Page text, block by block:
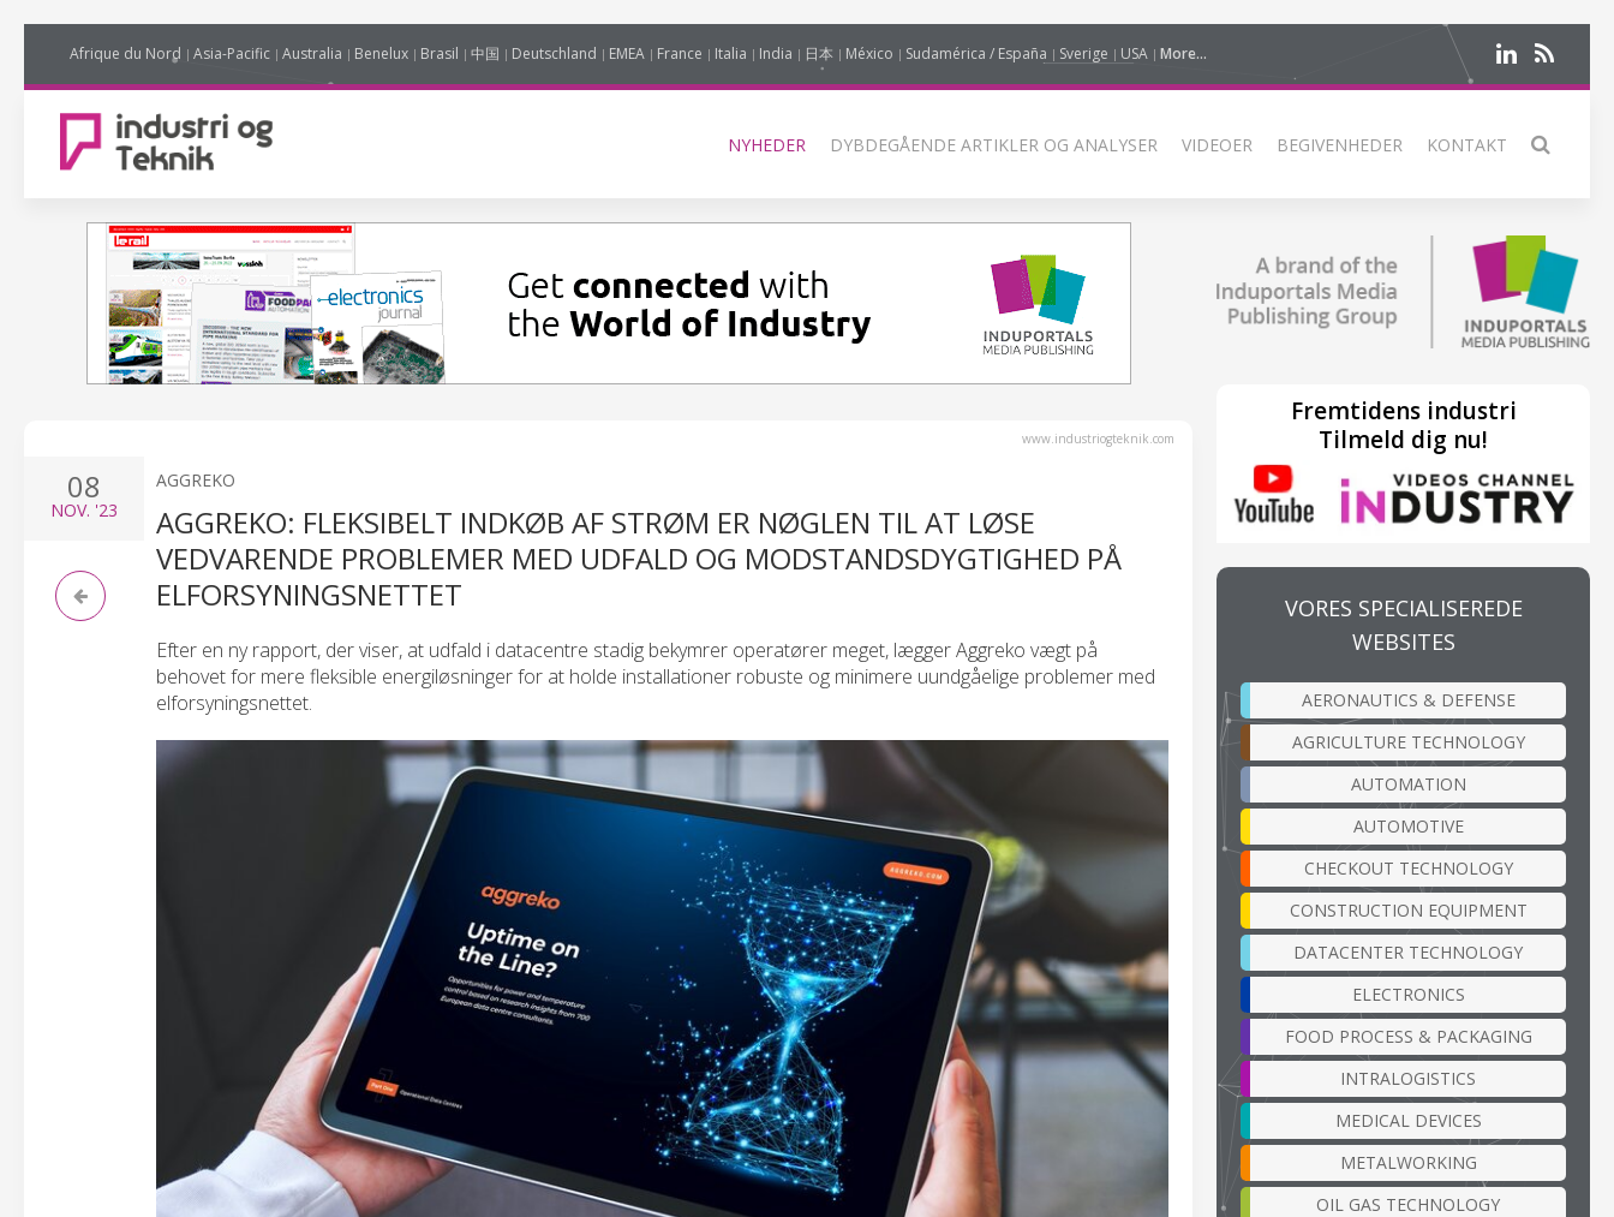
Afrique du Nord Asia-Pacific Australia Benelux Brasil 中国 Deutschland EMEA France Italia India 日本 México Sudamérica / España Sverige USA More...
NYHEDER DYBDEGÅENDE ARTIKLER OG ANALYSER VIDEOER BEGIVENHEDER KONTAKT
www.industriogteknik.com
08
NOV. '23
AGGREKO
AGGREKO: FLEKSIBELT INDKØB AF STRØM ER NØGLEN TIL AT LØSE
VEDVARENDE PROBLEMER MED UDFALD OG MODSTANDSDYGTIGHED PÅ
ELFORSYNINGSNETTET
Efter en ny rapport, der viser, at udfald i datacentre stadig bekymrer operatører meget, lægger Aggreko vægt på
behovet for mere fleksible energiløsninger for at holde installationer robuste og minimere uundgåelige problemer med
elforsyningsnettet.
Fremtidens industri
Tilmeld dig nu!
VORES SPECIALISEREDE
WEBSITES
AERONAUTICS & DEFENSE
AGRICULTURE TECHNOLOGY
AUTOMATION
AUTOMOTIVE
CHECKOUT TECHNOLOGY
CONSTRUCTION EQUIPMENT
DATACENTER TECHNOLOGY
ELECTRONICS
FOOD PROCESS & PACKAGING
INTRALOGISTICS
MEDICAL DEVICES
METALWORKING
OIL GAS TECHNOLOGY